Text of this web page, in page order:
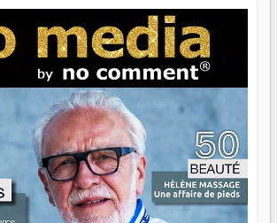
la torche. Alors oui, on pourrait
et rentrer chez soi satisfait. Mais ce
d'une chose essentielle. La fougue, ça
ça brûle vite. Une flamme sans
autant qu'elle peut consumer. C'est
entrent en scène — pas pour reprendre le
pour montrer où sont les récifs. Les jeunes
vieux ont l'expérience, comme on dit. Ce
de générations — c'est une question
vos réussites, mais aussi vos échecs.
d'ailleurs — ils enseignent mieux que
À Madagascar, la barque avance.
que tout le monde rame dans le